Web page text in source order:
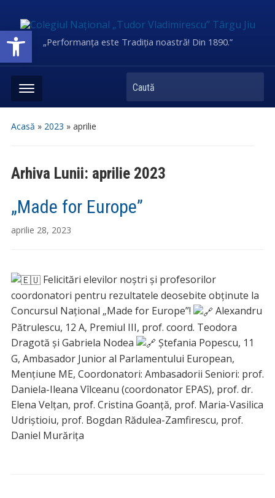
Deschide bara de unelte„Performanța este Tradiția noastră! Din 1890.”
Caută
Acasă » 2023 » aprilie
Arhiva Lunii: aprilie 2023
„Made for Europe”
aprilie 28, 2023
Felicitări elevilor noștri și profesorilor
coordonatori pentru rezultatele deosebite obținute la
Concursul Național „Made for Europe”!
Alexandru
Pătrulescu, 12 A, Premiul III, prof. coord. Teodora
Dragotă și Gabriela Nodea
Ștefania Popescu, 11
G, Ambasador Junior al Parlamentului European,
Mențiune ME, Coordonatori: Ambasadorii Seniori: prof.
Daniela-Ileana Vîlceanu (coordonator EPAS), prof. dr.
Elena Velțan, prof. Cristina Goanță, prof. Maria-Vasilica
Udriștioiu, prof. Bogdan Rădulea-Zamfirescu, prof.
Daniel Murărița